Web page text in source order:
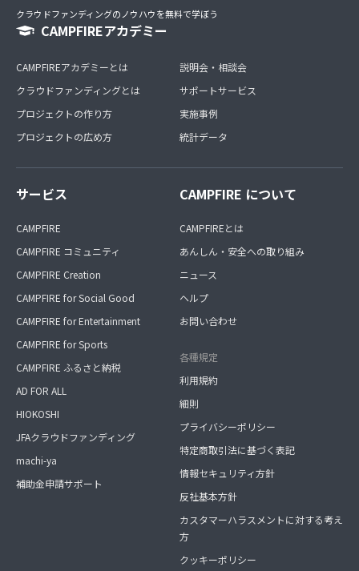
クラウドファンディングのノウハウを無料で学ぼう
CAMPFIREアカデミー
CAMPFIREアカデミーとは
クラウドファンディングとは
プロジェクトの作り方
プロジェクトの広め方
説明会・相談会
サポートサービス
実施事例
統計データ
サービス
CAMPFIRE
CAMPFIRE コミュニティ
CAMPFIRE Creation
CAMPFIRE for Social Good
CAMPFIRE for Entertainment
CAMPFIRE for Sports
CAMPFIRE ふるさと納税
AD FOR ALL
HIOKOSHI
JFAクラウドファンディング
machi-ya
補助金申請サポート
CAMPFIRE について
CAMPFIREとは
あんしん・安全への取り組み
ニュース
ヘルプ
お問い合わせ
各種規定
利用規約
細則
プライバシーポリシー
特定商取引法に基づく表記
情報セキュリティ方針
反社基本方針
カスタマーハラスメントに対する考え
方
クッキーポリシー